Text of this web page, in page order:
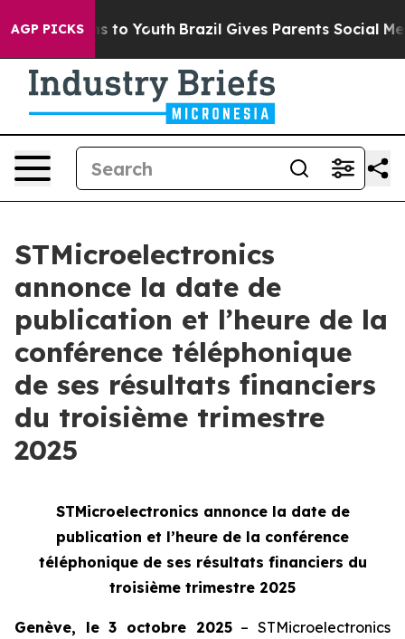
AGP PICKS
Harms to Youth Brazil Gives Parents Social
STMicroelectronics
annonce la date de
publication et l’heure de la
conférence téléphonique
de ses résultats financiers
du troisième trimestre
2025
STMicroelectronics annonce la date de
publication et l’heure de la conférence
téléphonique de ses résultats financiers du
troisième trimestre 2025
Genève, le 3 octobre 2025– STMicroelectronics